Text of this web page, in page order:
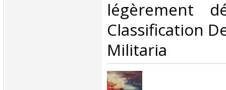
légèrement
Classification
Militaria‎